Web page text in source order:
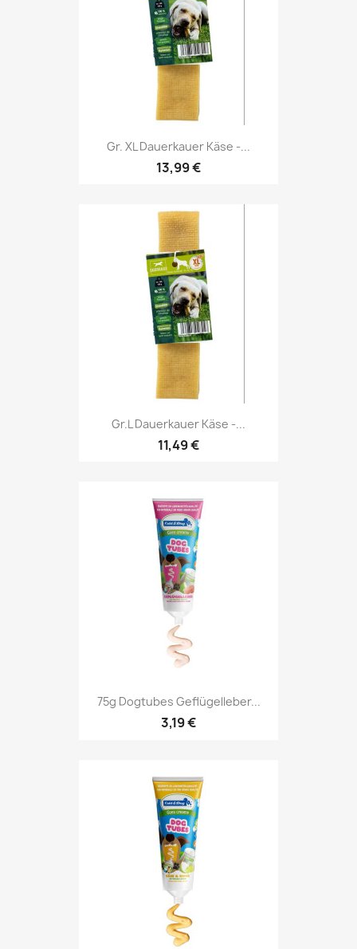
Gr. XL Dauerkauer Käse -...
13,99 €
Gr.L Dauerkauer Käse -...
11,49 €
75g Dogtubes Geflügelleber...
3,19 €